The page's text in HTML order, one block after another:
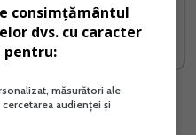
Vreau acest produs →
Declaratiei
consimțământul
dvs. cu caracter
pentru:
măsurători ale
audienței și